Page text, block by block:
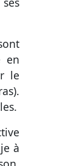
en
le
à